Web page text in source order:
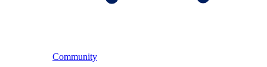
Community